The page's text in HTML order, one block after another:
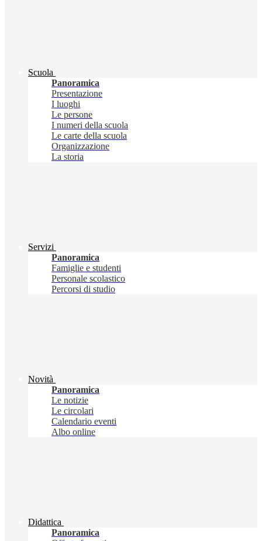
Scuola
Panoramica
Presentazione
I luoghi
Le persone
I numeri della scuola
Le carte della scuola
Organizzazione
La storia
Servizi
Panoramica
Famiglie e studenti
Personale scolastico
Percorsi di studio
Novità
Panoramica
Le notizie
Le circolari
Calendario eventi
Albo online
Didattica
Panoramica